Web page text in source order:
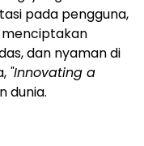
pada pengguna,
dan nyaman di
"Innovating a
dunia.